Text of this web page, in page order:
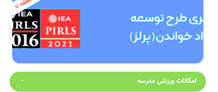
امکانات ورزشی مدرسه